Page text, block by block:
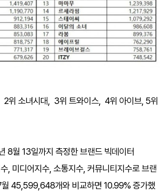
2위 소녀시대, 3위 트와이스, 4위 아이브, 5위
8월 13일까지 측정한 브랜드 빅데이터
미디어지수, 소통지수, 커뮤니티지수로 브랜
월 45,599,648개와 비교하면 10.99% 증가했